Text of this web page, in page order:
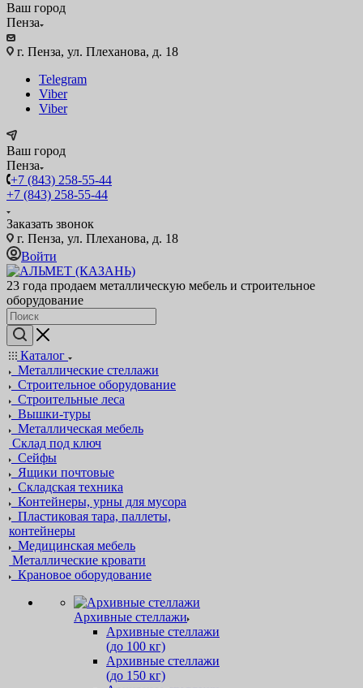
Ваш город
Пенза
г. Пенза, ул. Плеханова, д. 18
Telegram
Viber
Viber
Ваш город
Пенза
+7 (843) 258-55-44
+7 (843) 258-55-44
Заказать звонок
г. Пенза, ул. Плеханова, д. 18
Войти
23 года продаем металлическую мебель и строительное
оборудование
Каталог
Металлические стеллажи
Строительное оборудование
Строительные леса
Вышки-туры
Металлическая мебель
Склад под ключ
Сейфы
Ящики почтовые
Складская техника
Контейнеры, урны для мусора
Пластиковая тара, паллеты,
контейнеры
Медицинская мебель
Металлические кровати
Крановое оборудование
Архивные стеллажи
Архивные стеллажи
(до 100 кг)
Архивные стеллажи
(до 150 кг)